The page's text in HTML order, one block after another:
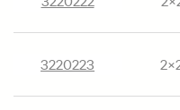
3220223